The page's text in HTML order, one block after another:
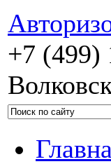
+7 (499)